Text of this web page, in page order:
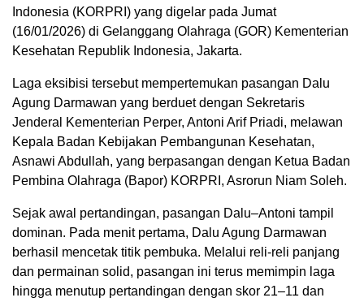
Indonesia (KORPRI) yang digelar pada Jumat
(16/01/2026) di Gelanggang Olahraga (GOR) Kementerian
Kesehatan Republik Indonesia, Jakarta.
Laga eksibisi tersebut mempertemukan pasangan Dalu
Agung Darmawan yang berduet dengan Sekretaris
Jenderal Kementerian Perper, Antoni Arif Priadi, melawan
Kepala Badan Kebijakan Pembangunan Kesehatan,
Asnawi Abdullah, yang berpasangan dengan Ketua Badan
Pembina Olahraga (Bapor) KORPRI, Asrorun Niam Soleh.
Sejak awal pertandingan, pasangan Dalu–Antoni tampil
dominan. Pada menit pertama, Dalu Agung Darmawan
berhasil mencetak titik pembuka. Melalui reli-reli panjang
dan permainan solid, pasangan ini terus memimpin laga
hingga menutup pertandingan dengan skor 21–11 dan